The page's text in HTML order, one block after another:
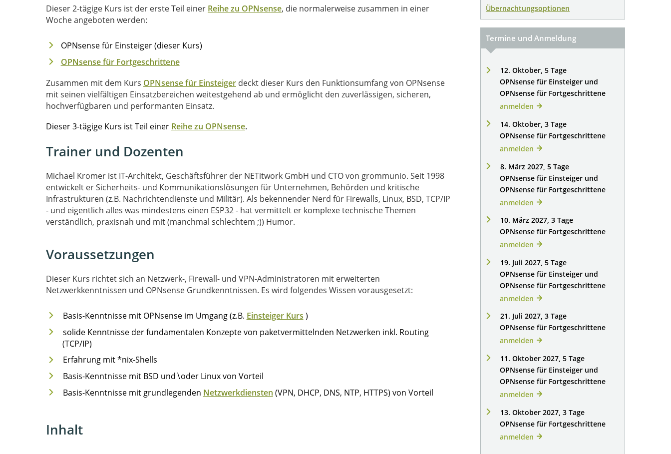
Dieser 2-tägige Kurs ist der erste Teil einer Reihe zu OPNsense, die normalerweise zusammen in einer
Woche angeboten werden:
OPNsense für Einsteiger (dieser Kurs)
OPNsense für Fortgeschrittene
Zusammen mit dem Kurs OPNsense für Einsteiger deckt dieser Kurs den Funktionsumfang von OPNsense
mit seinen vielfältigen Einsatzbereichen weitestgehend ab und ermöglicht den zuverlässigen, sicheren,
hochverfügbaren und performanten Einsatz.
Dieser 3-tägige Kurs ist Teil einer
Reihe zu OPNsense.
Trainer und Dozenten
Michael Kromer ist IT-Architekt, Geschäftsführer der NETitwork GmbH und CTO von grommunio. Seit 1998
entwickelt er Sicherheits- und Kommunikationslösungen für Unternehmen, Behörden und kritische
Infrastrukturen (z.B. Nachrichtendienste und Militär). Als bekennender Nerd für Firewalls, Linux, BSD, TCP/IP
- und eigentlich alles was mindestens einen ESP32 - hat vermittelt er komplexe technische Themen
verständlich, praxisnah und mit (manchmal schlechtem ;)) Humor.
Voraussetzungen
Dieser Kurs richtet sich an Netzwerk-, Firewall- und VPN-Administratoren mit erweiterten
Netzwerkkenntnissen und OPNsense Grundkenntnissen. Es wird folgendes Wissen vorausgesetzt:
Basis-Kenntnisse mit OPNsense im Umgang (z.B. Einsteiger Kurs )
solide Kenntnisse der fundamentalen Konzepte von paketvermittelnden Netzwerken inkl. Routing
(TCP/IP)
Erfahrung mit *nix-Shells
Basis-Kenntnisse mit BSD und∖oder Linux von Vorteil
Basis-Kenntnisse mit grundlegenden Netzwerkdiensten (VPN, DHCP, DNS, NTP, HTTPS) von Vorteil
Inhalt
Übernachtungsoptionen
Termine und Anmeldung
12. Oktober, 5 Tage
OPNsense für Einsteiger und
OPNsense für Fortgeschrittene
anmelden
14. Oktober, 3 Tage
OPNsense für Fortgeschrittene
anmelden
8. März 2027, 5 Tage
OPNsense für Einsteiger und
OPNsense für Fortgeschrittene
anmelden
10. März 2027, 3 Tage
OPNsense für Fortgeschrittene
anmelden
19. Juli 2027, 5 Tage
OPNsense für Einsteiger und
OPNsense für Fortgeschrittene
anmelden
21. Juli 2027, 3 Tage
OPNsense für Fortgeschrittene
anmelden
11. Oktober 2027, 5 Tage
OPNsense für Einsteiger und
OPNsense für Fortgeschrittene
anmelden
13. Oktober 2027, 3 Tage
OPNsense für Fortgeschrittene
anmelden